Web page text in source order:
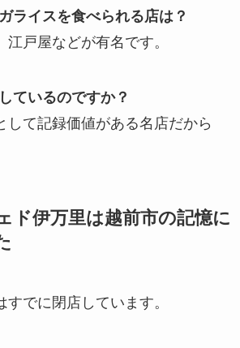
ライスを食べられる店は？
戸屋などが有名です。
ているのですか？
て記録価値がある名店だから
ド伊万里は越前市の記憶に
すでに閉店しています。